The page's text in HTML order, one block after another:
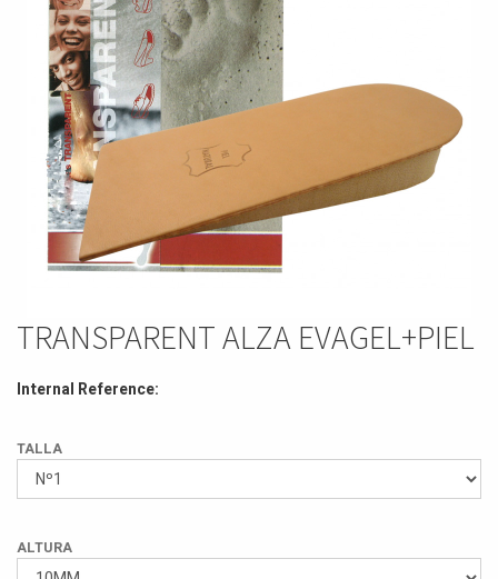
TRANSPARENT ALZA EVAGEL+PIEL
Internal Reference:
TALLA
ALTURA